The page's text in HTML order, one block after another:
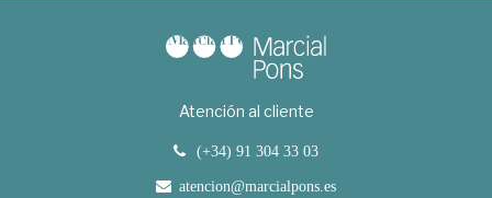
Atención al cliente
(+34) 91 304 33 03
atencion@marcialpons.es